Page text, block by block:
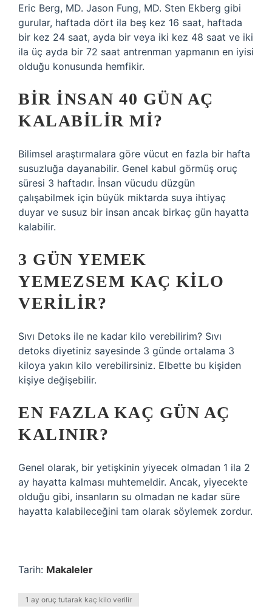
Eric Berg, MD. Jason Fung, MD. Sten Ekberg gibi
gurular, haftada dört ila beş kez 16 saat, haftada
bir kez 24 saat, ayda bir veya iki kez 48 saat ve iki
ila üç ayda bir 72 saat antrenman yapmanın en iyisi
olduğu konusunda hemfikir.
BIR INSAN 40 GÜN AÇ
KALABILIR MI?
Bilimsel araştırmalara göre vücut en fazla bir hafta
susuzluğa dayanabilir. Genel kabul görmüş oruç
süresi 3 haftadır. İnsan vücudu düzgün
çalışabilmek için büyük miktarda suya ihtiyaç
duyar ve susuz bir insan ancak birkaç gün hayatta
kalabilir.
3 GÜN YEMEK
YEMEZSEM KAÇ KILO
VERILIR?
Sıvı Detoks ile ne kadar kilo verebilirim? Sıvı
detoks diyetiniz sayesinde 3 günde ortalama 3
kiloya yakın kilo verebilirsiniz. Elbette bu kişiden
kişiye değişebilir.
EN FAZLA KAÇ GÜN AÇ
KALINIR?
Genel olarak, bir yetişkinin yiyecek olmadan 1 ila 2
ay hayatta kalması muhtemeldir. Ancak, yiyecekte
olduğu gibi, insanların su olmadan ne kadar süre
hayatta kalabileceğini tam olarak söylemek zordur.
Tarih: Makaleler
1 ay oruç tutarak kaç kilo verilir